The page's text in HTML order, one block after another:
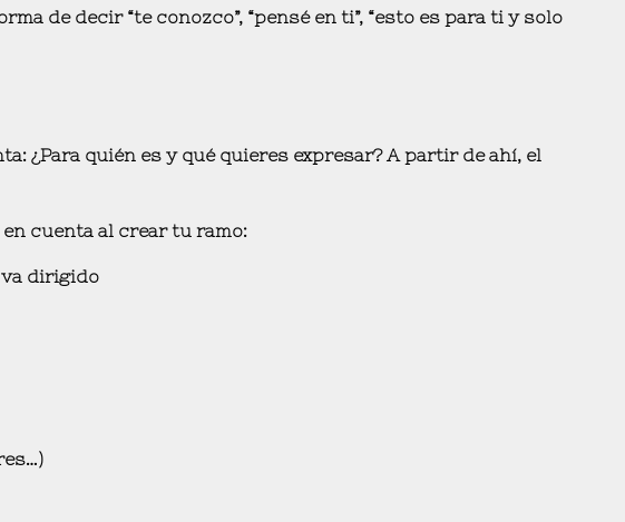
de decir “te conozco”, “pensé en ti”, “esto es para ti y solo
¿Para quién es y qué quieres expresar?A partir de ahí, el
cuenta al crear tu ramo:
dirigido